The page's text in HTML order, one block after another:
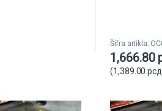
Šifra artikla:
1,666.80
(1,389.00рсд